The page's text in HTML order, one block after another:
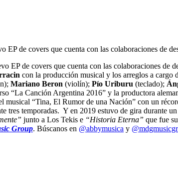
de covers que cuenta con las colaboraciones de
EP de covers que cuenta con las colaboraciones de
con la producción musical y los arreglos a cargo
Mariano Beron (violín); Pío Uriburu (teclado);
“La Canción Argentina 2016” y la productora
“Tina, El Rumor de una Nación” con un
tres temporadas. Y en 2019 estuvo de gira durante
junto a Los Tekis e “Historia Eterna” que fue
Group. Búscanos en @abbymusica y